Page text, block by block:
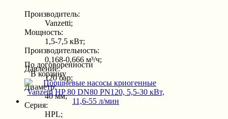
Производитель:
Vanzetti;
Мощность:
1,5-7,5 кВт;
Производительность:
0,168-0,666 м³/ч;
Давление:
120 бар;
Диаметр:
40 мм;
Серия:
HPL;
По договоренности
В корзину